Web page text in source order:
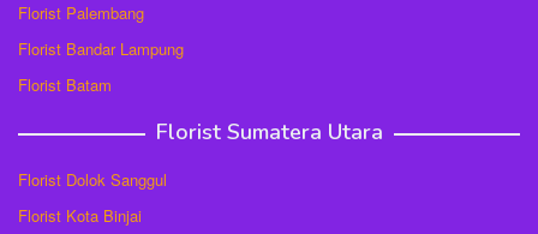
Florist Palembang
Florist Bandar Lampung
Florist Batam
Florist Sumatera Utara
Florist Dolok Sanggul
Florist Kota Binjai